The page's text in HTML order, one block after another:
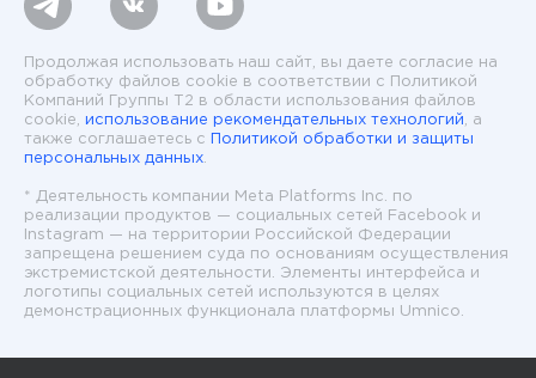
Продолжая использовать наш сайт, вы даете согласие на
обработку файлов cookie в соответствии с Политикой
Компаний Группы T2 в области использования файлов
cookie,
использование рекомендательных технологий , а
также соглашаетесь с
Политикой обработки и защиты
персональных данных.
* Деятельность компании Meta Platforms Inc. по
реализации продуктов — социальных сетей Facebook и
Instagram — на территории Российской Федерации
запрещена решением суда по основаниям осуществления
экстремистской деятельности. Элементы интерфейса и
логотипы социальных сетей используются в целях
демонстрационных функционала платформы Umnico.